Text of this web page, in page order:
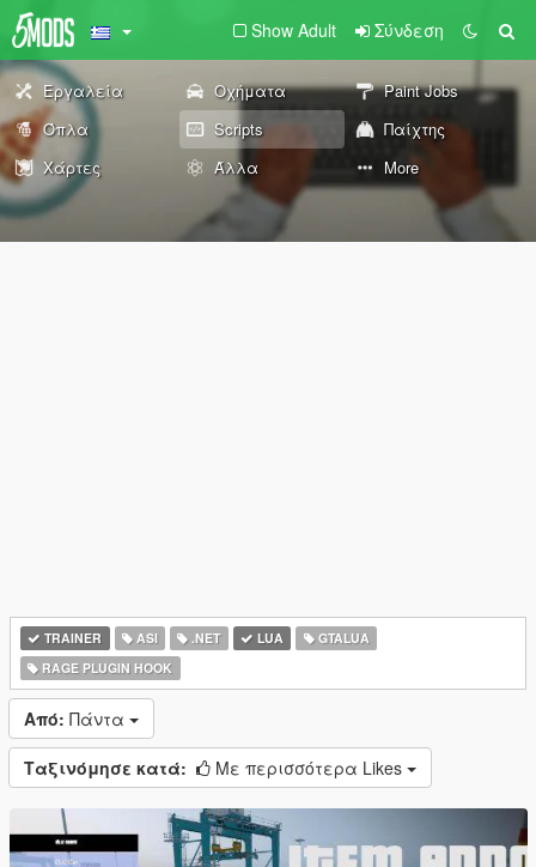
Show Adult Σύνδεση
Εργαλεία Οχήματα
Paint Jobs
Όπλα
Scripts
Παίχτης
Χάρτες
Άλλα More
TRAINER ASI .NET LUA
GTALUA
RAGE PLUGIN HOOK
Από: Πάντα
Ταξινόμησε κατά: Με περισσότερα Likes